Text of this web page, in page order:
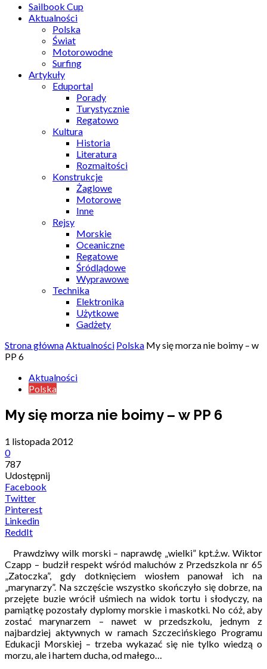
Sailbook Cup
Aktualności
Polska
Świat
Motorowodne
Surfing
Artykuły
Eduportal
Porady
Turystycznie
Regatowo
Kultura
Historia
Literatura
Rozmaitości
Konstrukcje
Żaglowe
Motorowe
Inne
Rejsy
Morskie
Oceaniczne
Regatowe
Śródlądowe
Wyprawowe
Technika
Elektronika
Użytkowe
Gadżety
Strona głównaAktualności Polska My się morza nie boimy – w
PP 6
Aktualności
Polska
My się morza nie boimy – w PP 6
1 listopada 2012
0
787
Udostępnij
Facebook
Twitter
Pinterest
Linkedin
ReddIt
Prawdziwy wilk morski – naprawdę „wielki” kpt.ż.w. Wiktor
Czapp – budził respekt wśród maluchów z Przedszkola nr 65
„Zatoczka”, gdy dotknięciem wiosłem panował ich na
„marynarzy”. Na szczęście wszystko skończyło się dobrze, na
przejęte buzie wrócił uśmiech na widok tortu i słodyczy, na
pamiątkę pozostały dyplomy morskie i maskotki. No cóż, aby
zostać marynarzem – nawet w przedszkolu, jednym z
najbardziej aktywnych w ramach Szczecińskiego Programu
Edukacji Morskiej – trzeba wykazać się nie tylko wiedzą o
morzu, ale i hartem ducha, od małego…